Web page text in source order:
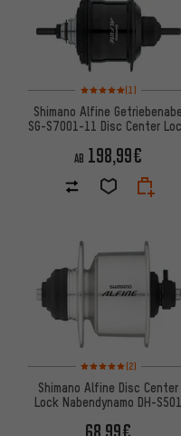
Bewertungen: 5 von
(1)
Shimano Alfine Getriebenabe
SG-S7001-11 Disc Center
AB 198,99€
Bewertungen: 5 von
(2)
Shimano Alfine Disc Center
Lock Nabendynamo DH-S501